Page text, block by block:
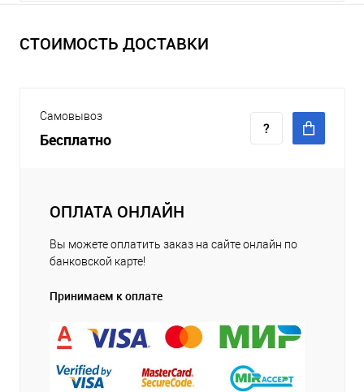
СТОИМОСТЬ ДОСТАВКИ
Самовывоз
Бесплатно
ОПЛАТА ОНЛАЙН
Вы можете оплатить заказ на сайте онлайн по
банковской карте!
Принимаем к оплате